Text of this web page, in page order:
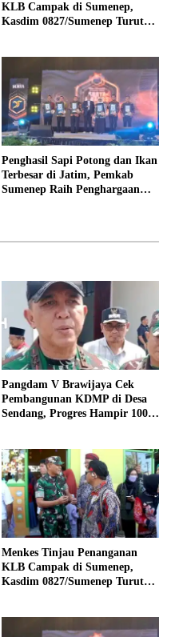
KLB Campak di Sumenep,
Kasdim 0827/Sumenep Turut
Penghasil Sapi Potong dan Ikan
Terbesar di Jatim, Pemkab
Sumenep Raih Penghargaan
Pangdam V Brawijaya Cek
Pembangunan KDMP di Desa
Sendang, Progres Hampir 100
Menkes Tinjau Penanganan
KLB Campak di Sumenep,
Kasdim 0827/Sumenep Turut